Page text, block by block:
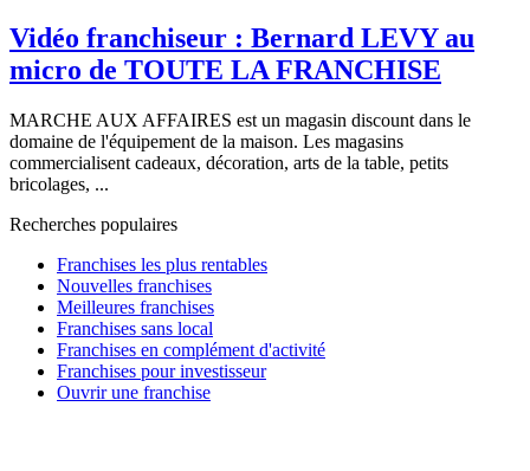
Vidéo franchiseur : Bernard LEVY au
micro de TOUTE LA FRANCHISE
MARCHE AUX AFFAIRES est un magasin discount dans le
domaine de l'équipement de la maison. Les magasins
commercialisent cadeaux, décoration, arts de la table, petits
bricolages, ...
Recherches populaires
Franchises les plus rentables
Nouvelles franchises
Meilleures franchises
Franchises sans local
Franchises en complément d'activité
Franchises pour investisseur
Ouvrir une franchise